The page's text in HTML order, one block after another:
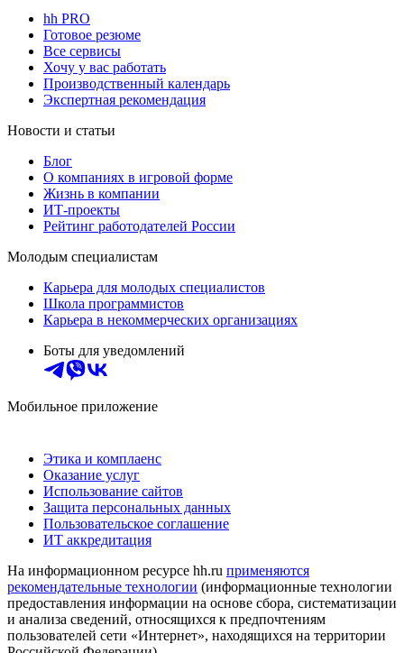
hh PRO
Готовое резюме
Все сервисы
Хочу у вас работать
Производственный календарь
Экспертная рекомендация
Новости и статьи
Блог
О компаниях в игровой форме
Жизнь в компании
ИТ-проекты
Рейтинг работодателей России
Молодым специалистам
Карьера для молодых специалистов
Школа программистов
Карьера в некоммерческих организациях
Боты для уведомлений
Мобильное приложение
Этика и комплаенс
Оказание услуг
Использование сайтов
Защита персональных данных
Пользовательское соглашение
ИТ аккредитация
На информационном ресурсе hh.ru применяются
рекомендательные технологии (информационные технологии
предоставления информации на основе сбора, систематизации
и анализа сведений, относящихся к предпочтениям
пользователей сети «Интернет», находящихся на территории